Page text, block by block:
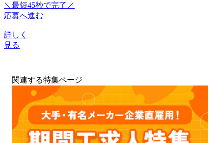
＼最短45秒で完了／
応募へ進む
詳しく
見る
関連する特集ページ